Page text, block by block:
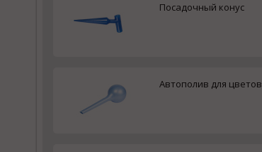
Посадочный конус
Автополив для цветов